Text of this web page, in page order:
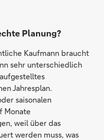
Planung?
Kaufmann braucht
sehr unterschiedlich
Jahresplan.
saisonalen
Monate
weil über das
werden muss, was